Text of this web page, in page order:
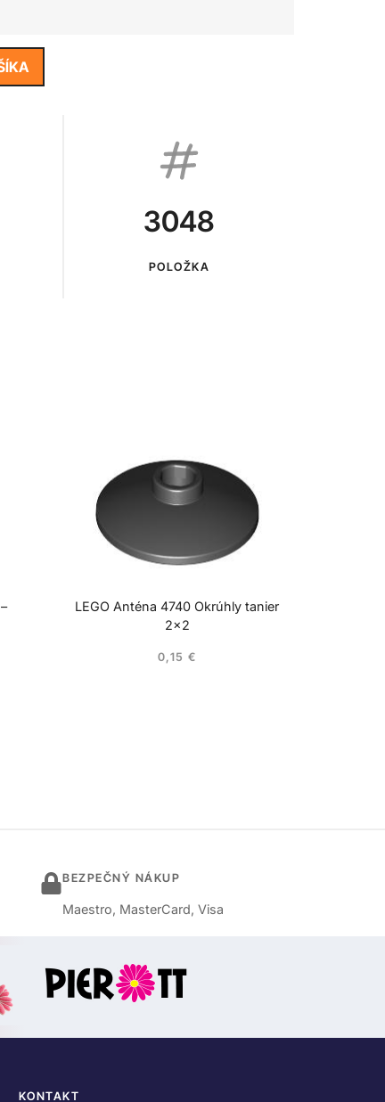
3048
POLOŽKA
LEGO Anténa 4740 Okrúhly tanier
2×2
0,15€
BEZPEČNÝ NÁKUP
Maestro, MasterCard, Visa
KONTAKT